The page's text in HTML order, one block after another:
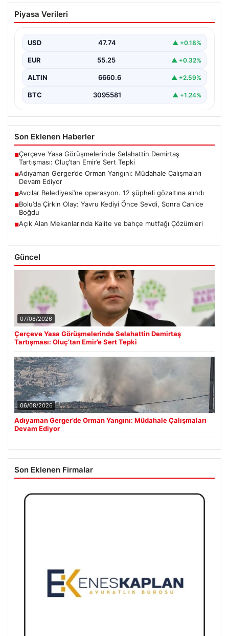
Adıyaman Gerger’de Orman Yangını:
Müdahale Çalışmaları Devam Ediyor
ediyor. Çobanpınar ile Kütüklü köyleri arasında bulunan
geniş…
Piyasa Verileri
USD 47.74 ▲ +0.18%
EUR 55.25 ▲ +0.32%
ALTIN 6660.6 ▲ +2.59%
BTC 3095581 ▲ +1.24%
Son Eklenen Haberler
■Çerçeve Yasa Görüşmelerinde Selahattin Demirtaş
Tartışması: Oluç’tan Emir’e Sert Tepki
■Adıyaman Gerger’de Orman Yangını: Müdahale Çalışmaları
Devam Ediyor
■Avcılar Belediyesi’ne operasyon. 12 şüpheli gözaltına alındı
■Bolu’da Çirkin Olay: Yavru Kediyi Önce Sevdi, Sonra Canice
Boğdu
■Açık Alan Mekanlarında Kalite ve bahçe mutfağı Çözümleri
Güncel
07/08/2026
Çerçeve Yasa Görüşmelerinde Selahattin Demirtaş
Tartışması: Oluç’tan Emir’e Sert Tepki
06/08/2026
Adıyaman Gerger’de Orman Yangını: Müdahale Çalışmaları
Devam Ediyor
Son Eklenen Firmalar